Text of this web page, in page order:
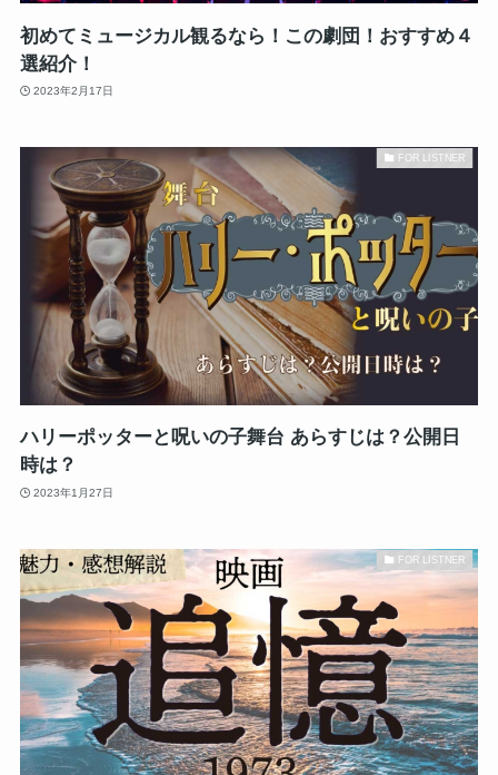
初めてミュージカル観るなら！この劇団！おすすめ４
選紹介！
2023年2月17日
FOR LISTNER
ハリーポッターと呪いの子舞台 あらすじは？公開日
時は？
2023年1月27日
FOR LISTNER